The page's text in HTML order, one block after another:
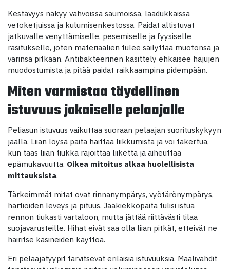
Kestävyys näkyy vahvoissa saumoissa, laadukkaissa
vetoketjuissa ja kulumisenkestossa. Paidat altistuvat
jatkuvalle venyttämiselle, pesemiselle ja fyysiselle
rasitukselle, joten materiaalien tulee säilyttää muotonsa ja
värinsä pitkään. Antibakteerinen käsittely ehkäisee hajujen
muodostumista ja pitää paidat raikkaampina pidempään.
Miten varmistaa täydellinen
istuvuus jokaiselle pelaajalle
Peliasun istuvuus vaikuttaa suoraan pelaajan suorituskykyyn
jäällä. Liian löysä paita haittaa liikkumista ja voi takertua,
kun taas liian tiukka rajoittaa liikettä ja aiheuttaa
epämukavuutta. Oikea mitoitus alkaa huolellisista
mittauksista.
Tärkeimmät mitat ovat rinnanympärys, vyötärönympärys,
hartioiden leveys ja pituus. Jääkiekkopaita tulisi istua
rennon tiukasti vartaloon, mutta jättää riittävästi tilaa
suojavarusteille. Hihat eivät saa olla liian pitkät, etteivät ne
häiritse käsineiden käyttöä.
Eri pelaajatyypit tarvitsevat erilaisia istuvuuksia. Maalivahdit